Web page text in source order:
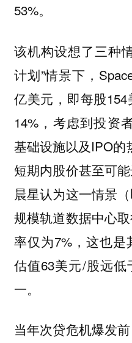
53%。
该机构设想了三种
计划”情景下，
亿美元，即每股
14%，考虑到投资
基础设施以及IPO的
短期内股价甚至可
晨星认为这一情景
规模轨道数据中心
率仅为7%，这也
估值63美元/股远低
一。
当年次贷危机爆发